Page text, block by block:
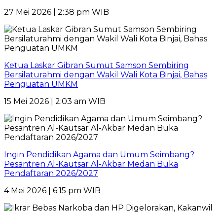
27 Mei 2026 | 2:38 pm WIB
Ketua Laskar Gibran Sumut Samson Sembiring
Bersilaturahmi dengan Wakil Wali Kota Binjai, Bahas
Penguatan UMKM
15 Mei 2026 | 2:03 am WIB
Ingin Pendidikan Agama dan Umum Seimbang?
Pesantren Al-Kautsar Al-Akbar Medan Buka
Pendaftaran 2026/2027
4 Mei 2026 | 6:15 pm WIB